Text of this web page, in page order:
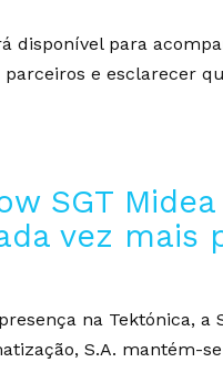
disponível para
parceiros e esclarecer
SGT Midea
vez mais
na Tektónica, a
S.A. mantém-